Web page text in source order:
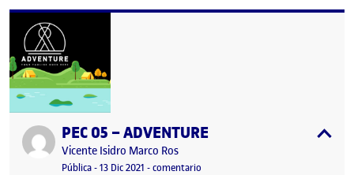
Publicado porPEC 05 – ADVENTURE
Publicado por
Vicente Isidro Marco Ros
Visibilidad:
Pública-Fecha de publicación
13 Dic 2021 13 diciembre, 2021 5:57 pm
-comentario